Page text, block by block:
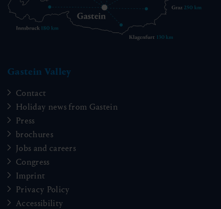
Gastein Valley
Contact
Holiday news from Gastein
Press
brochures
Jobs and careers
Congress
Imprint
Privacy Policy
Accessibility